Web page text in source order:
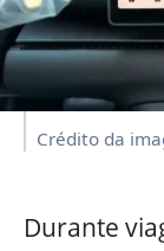
Crédito da
Durante